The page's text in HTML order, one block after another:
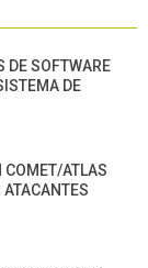
DE SOFTWARE
DE
COMET/ATLAS